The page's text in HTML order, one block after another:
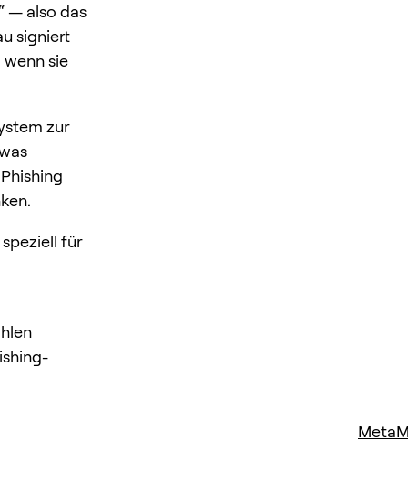
— also das
signiert
sie
zur
für